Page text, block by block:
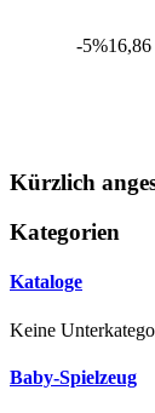
-5%16,86
Kürzlich
Kategorien
Kataloge
Keine
Baby-Spielzeug